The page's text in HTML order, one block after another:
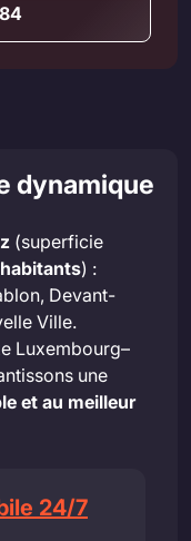
dynamique
(superficie
) :
Devant-
Ville.
Luxembourg–
une
et au meilleur
24/7